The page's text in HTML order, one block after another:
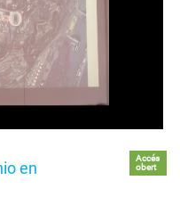
en
Accés
obert